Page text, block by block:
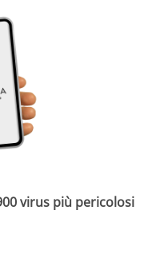
virus più pericolosi